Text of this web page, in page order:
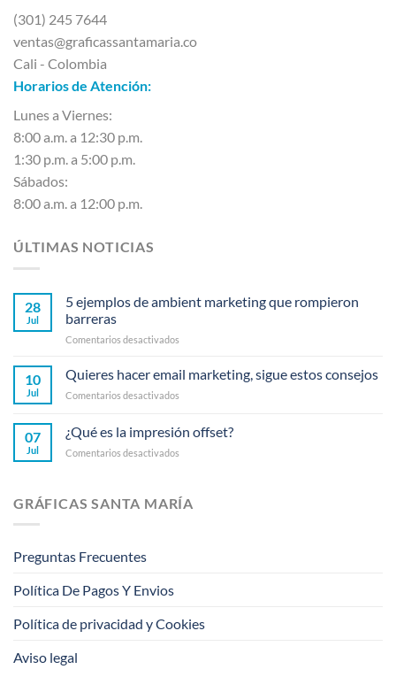
(301) 245 7644
ventas@graficassantamaria.co
Cali - Colombia
Horarios de Atención:
Lunes a Viernes:
8:00 a.m. a 12:30 p.m.
1:30 p.m. a 5:00 p.m.
Sábados:
8:00 a.m. a 12:00 p.m.
ÚLTIMAS NOTICIAS
28
Jul
5 ejemplos de ambient marketing que rompieron
barreras
Comentarios desactivados
ejemplos
de
ambient
que
barreras
10
Jul
Quieres hacer email marketing, sigue estos consejos
Comentarios desactivados
email
marketing,
consejos
07
Jul
¿Qué es la impresión offset?
Comentarios desactivados
la
impresión
GRÁFICAS SANTA MARÍA
Preguntas Frecuentes
Política De Pagos Y Envios
Política de privacidad y Cookies
Aviso legal